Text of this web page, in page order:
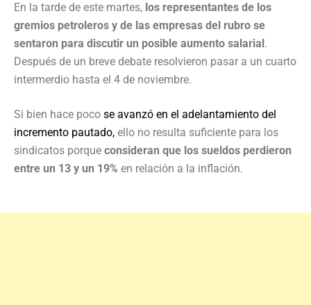
En la tarde de este martes, los representantes de los
gremios petroleros y de las empresas del rubro se
sentaron para discutir un posible aumento salarial.
Después de un breve debate resolvieron pasar a un cuarto
intermerdio hasta el 4 de noviembre.
Si bien hace poco se avanzó en el adelantamiento del
incremento pautado, ello no resulta suficiente para los
sindicatos porque consideran que los sueldos perdieron
entre un 13 y un 19% en relación a la inflación.